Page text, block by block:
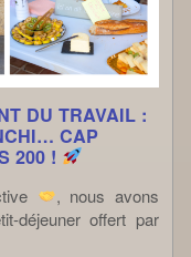
DU TRAVAIL :
CAP
200 !
, nous avons
déjeuner offert par